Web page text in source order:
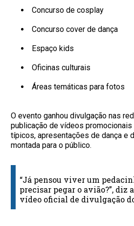
Concurso de cosplay
Concurso cover de dança
Espaço kids
Oficinas culturais
Áreas temáticas para fotos
O evento ganhou divulgação nas
publicação de vídeos
típicos, apresentações de dança e
montada para o público.
“Já pensou viver um
precisar pegar o avião?”, diz
vídeo oficial de divulgação